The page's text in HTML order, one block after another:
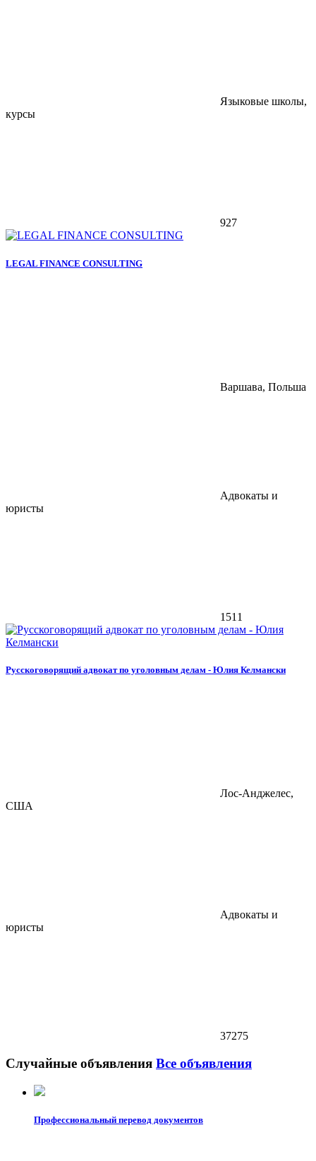
Языковые школы,
курсы
927
LEGAL FINANCE CONSULTING
Варшава, Польша
Адвокаты и
юристы
1511
Русскоговорящий адвокат по уголовным делам - Юлия Келмански
Лос-Анджелес,
США
Адвокаты и
юристы
37275
Случайные объявления Все объявления
Профессиональный перевод документов